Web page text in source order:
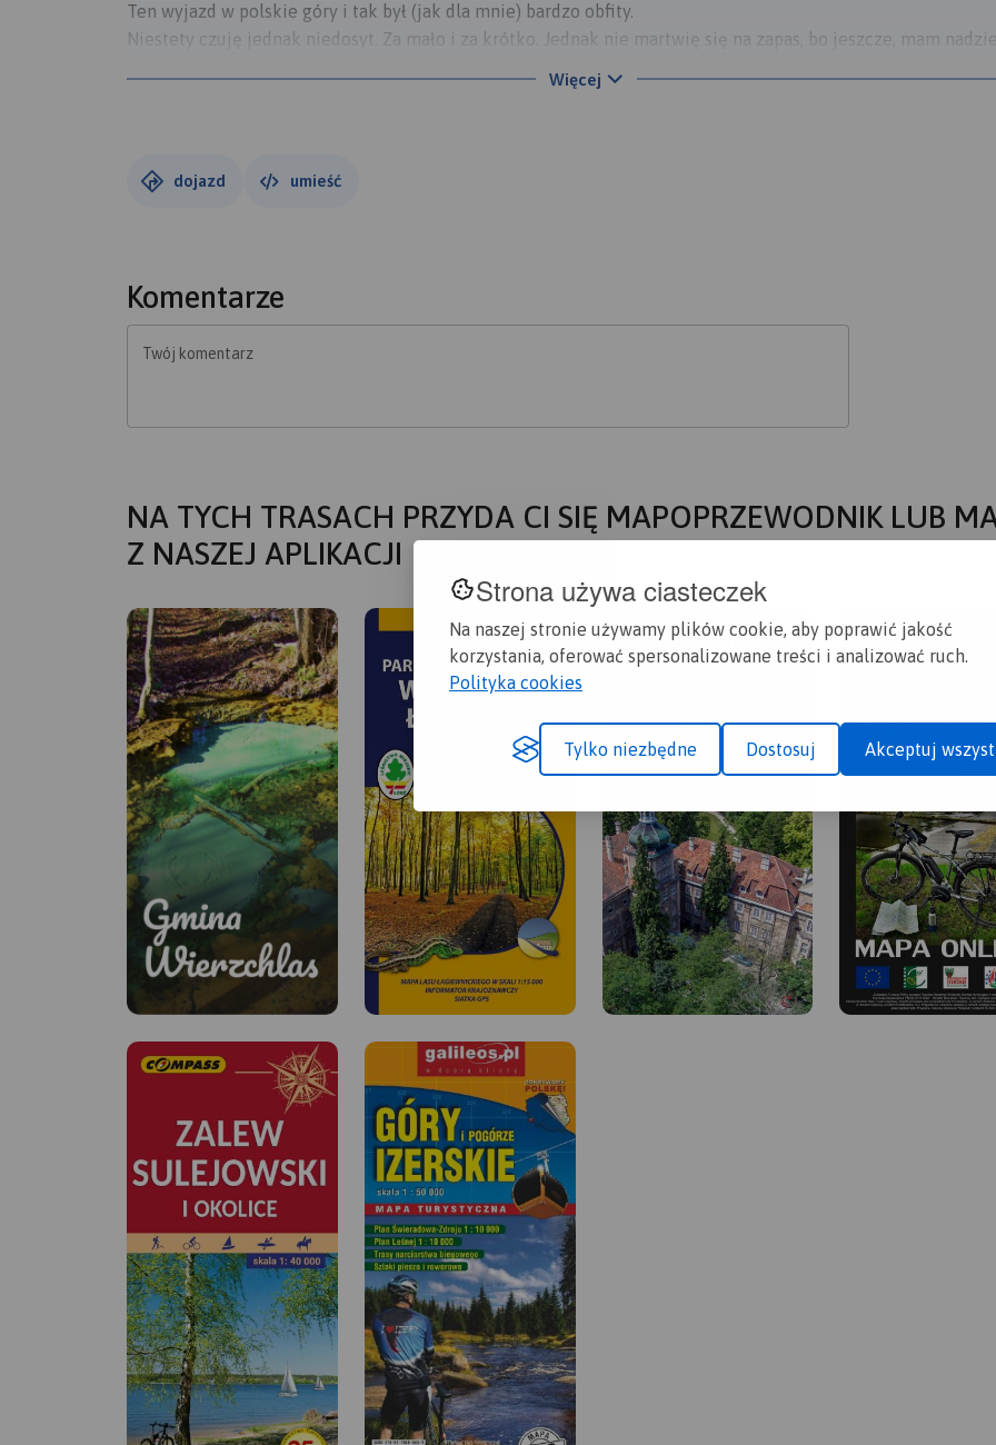
Strona używa ciasteczek
Na naszej stronie używamy plików cookie, aby poprawić jakość
korzystania, oferować spersonalizowane treści i analizować ruch.
Polityka cookies
Tylko niezbędne Dostosuj Akceptuj
Ten wyjazd w polskie góry i tak był (jak dla mnie) bardzo obfity.
Niestety czuję jednak niedosyt. Za mało i za krótko. Jednak nie martwię się na zapas, bo jeszcze, mam
Kłodzką dookoła. Jedna z najpiękniejszych tras motocyklowych w Polsce. Mega uczucie.
Tak jak napisałem wyżej, z żalem się rozstaję z górami. Prognozy pogody niestety nie są optymistyczne.
Jeszcze tam wrócę. A do Lwówka Śląskiego na 100%
Więcej
dojazd umieść
Komentarze
Twój komentarz
NA TYCH TRASACH PRZYDA CI SIĘ MAPOPRZEWODNIK LUB
Z NASZEJ APLIKACJI
Gmina
Wierzchlas
Trasy rowerowe gminy
Wierzchlas
Miłośnikom aktywnego
wypoczynku oraz odkrywania
lokalnych atrakcji dedykowana
jest mapa gminy Wierzchlas.
MAPA TURYSTYCZNA W
APLIKACJI TRASEO